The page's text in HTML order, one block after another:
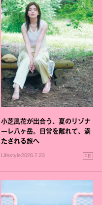
小芝風花が出合う、夏のリゾナ
ーレ八ヶ岳。日常を離れて、満
たされる旅へ
Lifestyle2026.7.23 PR